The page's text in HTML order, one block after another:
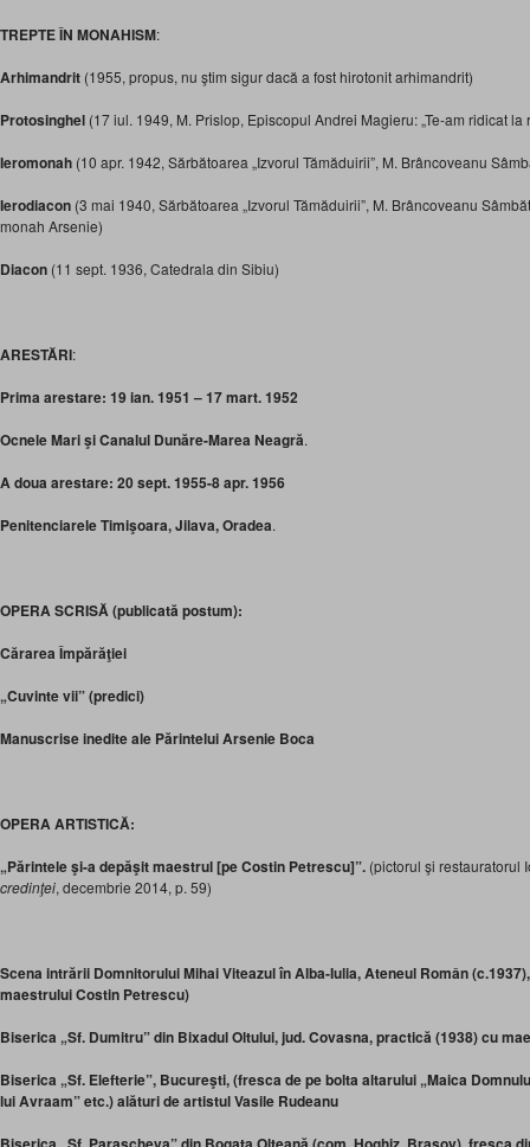
TREPTE ÎN MONAHISM:
Arhimandrit (1955, propus, nu ştim sigur dacă a fost hirotonit arhimandrit)
Protosinghel (17 iul. 1949, M. Prislop, Episcopul Andrei Magieru: „Te-am ridicat
Ieromonah (10 apr. 1942, Sărbătoarea „Izvorul Tămăduirii”, M. Brâncoveanu
Ierodiacon (3 mai 1940, Sărbătoarea „Izvorul Tămăduirii”, M. Brâncoveanu
monah Arsenie)
Diacon (11 sept. 1936, Catedrala din Sibiu)
ARESTĂRI:
Prima arestare: 19 ian. 1951 – 17 mart. 1952
Ocnele Mari şi Canalul Dunăre-Marea Neagră.
A doua arestare: 20 sept. 1955-8 apr. 1956
Penitenciarele Timişoara, Jilava, Oradea.
OPERA SCRISĂ (publicată postum):
Cărarea Împărăţiei
„Cuvinte vii” (predici)
Manuscrise inedite ale Părintelui Arsenie Boca
OPERA ARTISTICĂ:
„Părintele şi-a depăşit maestrul[pe Costin Petrescu]”. (pictorul şi restauratorul
credinţei, decembrie 2014, p. 59)
Scena intrării Domnitorului Mihai Viteazul în Alba-Iulia, Ateneul Român
maestrului Costin Petrescu)
Biserica „Sf. Dumitru” din Bixadul Oltului, jud. Covasna, practică (1938) cu
Biserica „Sf. Elefterie”, Bucureşti, (fresca de pe bolta altarului „Maica
lui Avraam” etc.) alături de artistul Vasile Rudeanu